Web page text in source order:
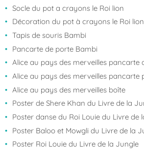
Socle du pot a crayons le Roi lion
Décoration du pot à crayons le Roi lion
Tapis de souris Bambi
Pancarte de porte Bambi
Alice au pays des merveilles pancarte
Alice au pays des merveilles pancarte
Alice au pays des merveilles boîte
Poster de Shere Khan du Livre de la
Poster danse du Roi Louie du Livre de
Poster Baloo et Mowgli du Livre de la
Poster Roi Louie du Livre de la Jungle